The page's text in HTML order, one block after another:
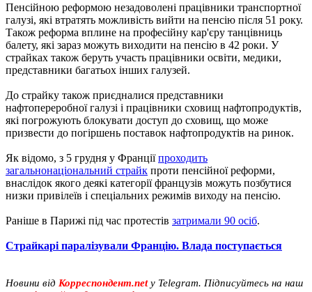
Пенсійною реформою незадоволені працівники транспортної
галузі, які втратять можливість вийти на пенсію після 51 року.
Також реформа вплине на професійну кар'єру танцівниць
балету, які зараз можуть виходити на пенсію в 42 роки. У
страйках також беруть участь працівники освіти, медики,
представники багатьох інших галузей.
До страйку також приєдналися представники
нафтопереробної галузі і працівники сховищ нафтопродуктів,
які погрожують блокувати доступ до сховищ, що може
призвести до погіршень поставок нафтопродуктів на ринок.
Як відомо, з 5 грудня у Франціїпроходить
загальнонаціональний страйк проти пенсійної реформи,
внаслідок якого деякі категорії французів можуть позбутися
низки привілеїв і спеціальних режимів виходу на пенсію.
Раніше в Парижі під час протестів затримали 90 осіб.
Страйкарі паралізували Францію. Влада поступається
Новини від Корреспондент.netу Telegram. Підписуйтесь на наш